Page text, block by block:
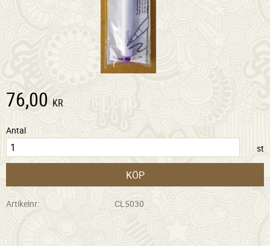
76,00 KR
Antal
st
KÖP
Artikelnr CL5030